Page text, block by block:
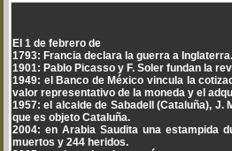
El 1 de febrero de
1793: Francia declara la guerra a Inglaterra.
1901: Pablo Picasso y F. Soler fundan la
1949: el Banco de México vincula la
valor representativo de la moneda y el
1957: el alcalde de Sabadell (Cataluña),
que es objeto Cataluña.
2004: en Arabia Saudita una estampida
muertos y 244 heridos.